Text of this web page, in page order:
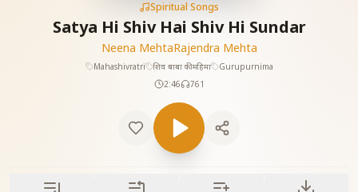
Spiritual Songs
Satya Hi Shiv Hai Shiv Hi Sundar
Neena MehtaRajendra Mehta
Mahashivratri शिव बाबा की महिमा
Gurupurnima
2:46
761